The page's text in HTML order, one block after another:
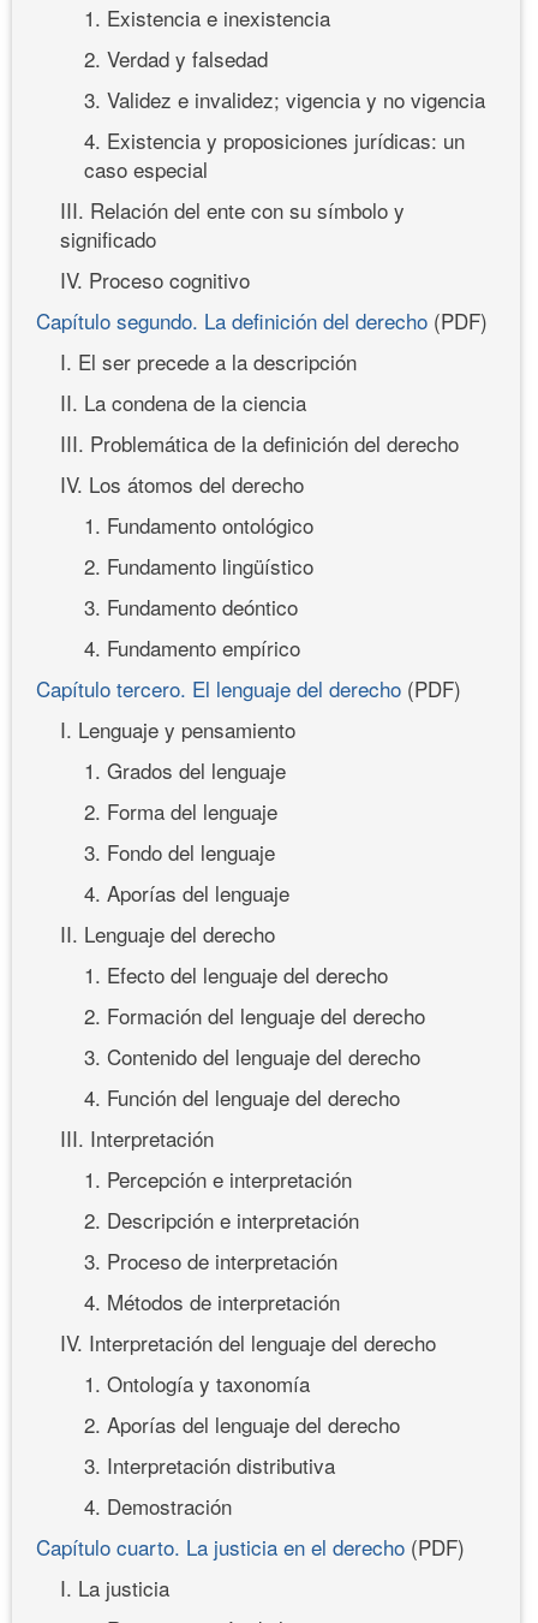
1. Existencia e inexistencia
2. Verdad y falsedad
3. Validez e invalidez; vigencia y no vigencia
4. Existencia y proposiciones jurídicas: un
caso especial
III. Relación del ente con su símbolo y
significado
IV. Proceso cognitivo
Capítulo segundo. La definición del derecho (PDF)
I. El ser precede a la descripción
II. La condena de la ciencia
III. Problemática de la definición del derecho
IV. Los átomos del derecho
1. Fundamento ontológico
2. Fundamento lingüístico
3. Fundamento deóntico
4. Fundamento empírico
Capítulo tercero. El lenguaje del derecho (PDF)
I. Lenguaje y pensamiento
1. Grados del lenguaje
2. Forma del lenguaje
3. Fondo del lenguaje
4. Aporías del lenguaje
II. Lenguaje del derecho
1. Efecto del lenguaje del derecho
2. Formación del lenguaje del derecho
3. Contenido del lenguaje del derecho
4. Función del lenguaje del derecho
III. Interpretación
1. Percepción e interpretación
2. Descripción e interpretación
3. Proceso de interpretación
4. Métodos de interpretación
IV. Interpretación del lenguaje del derecho
1. Ontología y taxonomía
2. Aporías del lenguaje del derecho
3. Interpretación distributiva
4. Demostración
Capítulo cuarto. La justicia en el derecho (PDF)
I. La justicia